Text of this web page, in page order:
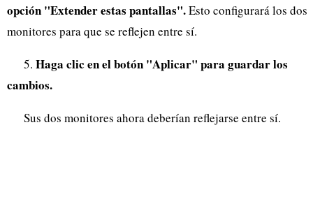
opción "Extender estas pantallas".Esto configurará los dos
monitores para que se reflejen entre sí.
5. Haga clic en el botón "Aplicar" para guardar los
cambios.
Sus dos monitores ahora deberían reflejarse entre sí.